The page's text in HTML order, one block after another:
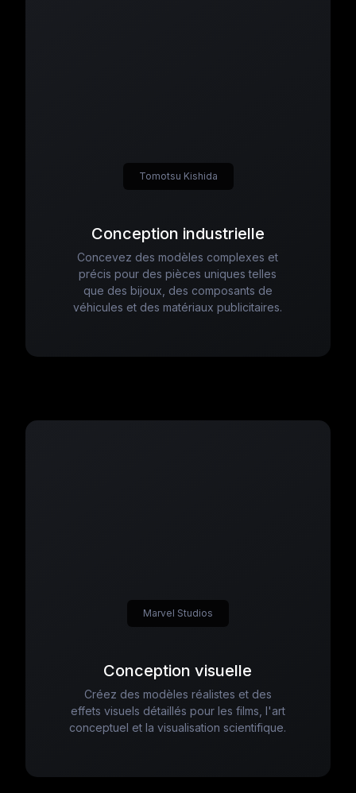
Conception industrielle
Concevez des modèles complexes et
précis pour des pièces uniques telles
que des bijoux, des composants de
véhicules et des matériaux publicitaires.
Tomotsu Kishida
Conception visuelle
Créez des modèles réalistes et des
effets visuels détaillés pour les films, l'art
conceptuel et la visualisation scientifique.
Marvel Studios